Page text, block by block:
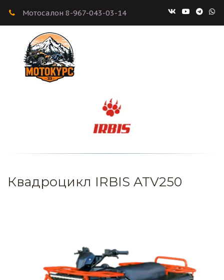
Мотосалон 8-967-043-03-14
Квадроцикл IRBIS ATV250